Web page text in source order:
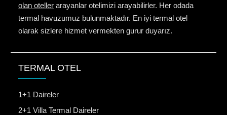
olan oteller arayanlar otelimizi arayabilirler. Her odada
termal havuzumuz bulunmaktadır. En iyi termal otel
olarak sizlere hizmet vermekten gurur duyarız.
TERMAL OTEL
1+1 Daireler
2+1 Villa Termal Daireler